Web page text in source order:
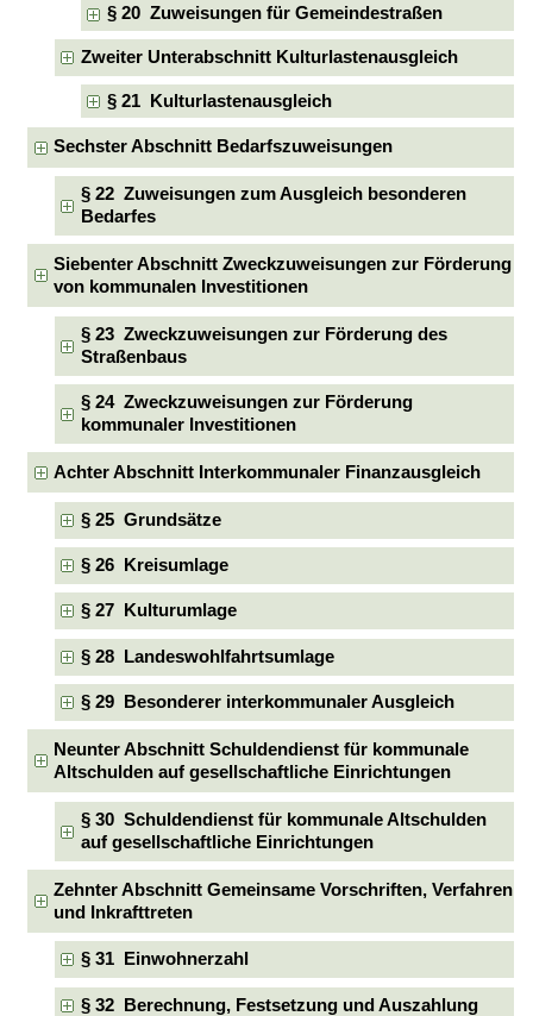
§ 20 Zuweisungen für Gemeindestraßen
Zweiter Unterabschnitt Kulturlastenausgleich
§ 21 Kulturlastenausgleich
Sechster Abschnitt Bedarfszuweisungen
§ 22 Zuweisungen zum Ausgleich besonderen
Bedarfes
Siebenter Abschnitt Zweckzuweisungen zur Förderung
von kommunalen Investitionen
§ 23 Zweckzuweisungen zur Förderung des
Straßenbaus
§ 24 Zweckzuweisungen zur Förderung
kommunaler Investitionen
Achter Abschnitt Interkommunaler Finanzausgleich
§ 25 Grundsätze
§ 26 Kreisumlage
§ 27 Kulturumlage
§ 28 Landeswohlfahrtsumlage
§ 29 Besonderer interkommunaler Ausgleich
Neunter Abschnitt Schuldendienst für kommunale
Altschulden auf gesellschaftliche Einrichtungen
§ 30 Schuldendienst für kommunale Altschulden
auf gesellschaftliche Einrichtungen
Zehnter Abschnitt Gemeinsame Vorschriften, Verfahren
und Inkrafttreten
§ 31 Einwohnerzahl
§ 32 Berechnung, Festsetzung und Auszahlung